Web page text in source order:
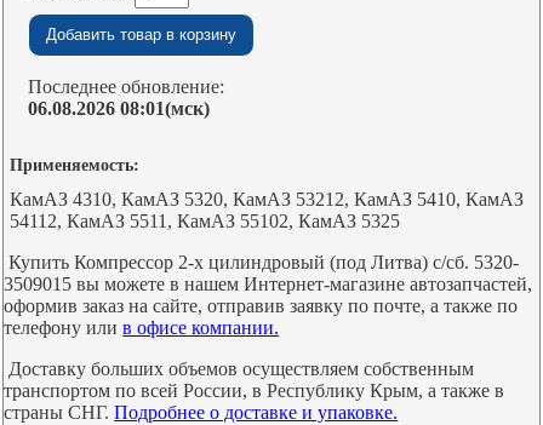
Последнее обновление:
06.08.2026 08:01(мск)
Применяемость:
КамАЗ 4310, КамАЗ 5320, КамАЗ 53212, КамАЗ 5410, КамАЗ
54112, КамАЗ 5511, КамАЗ 55102, КамАЗ 5325
Купить Компрессор 2-х цилиндровый (под Литва) с/сб. 5320-
3509015 вы можете в нашем Интернет-магазине автозапчастей,
оформив заказ на сайте, отправив заявку по почте, а также по
телефону илив офисе компании.
Доставку больших объемов осуществляем собственным
транспортом по всей России, в Республику Крым, а также в
страны СНГ.Подробнее о доставке и упаковке.